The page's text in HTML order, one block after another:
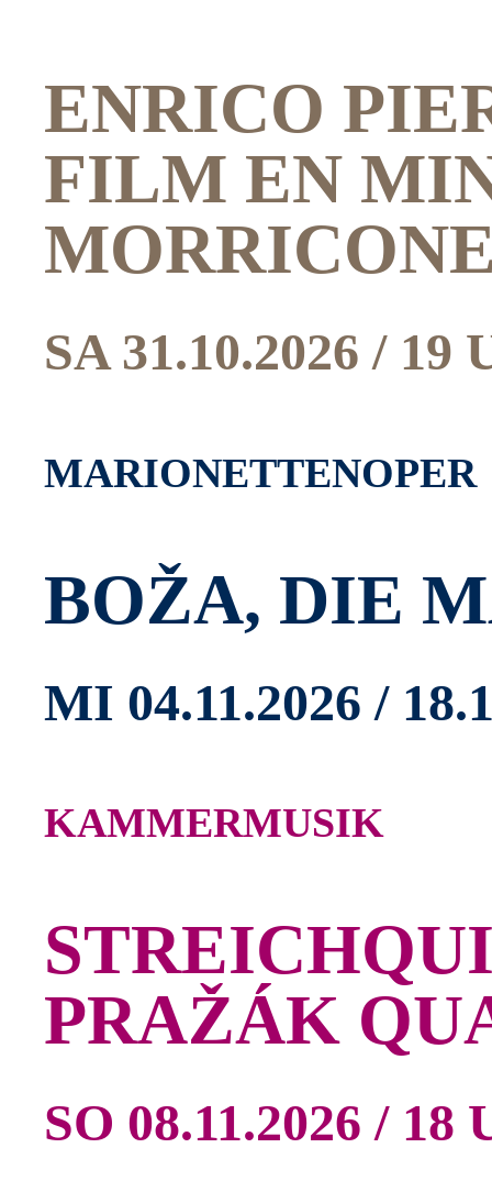
ENRICO
FILM EN
SA 31.10.2026 / 19
MARIONETTENOPER
BOŽA, DIE
MI 04.11.2026 /
KAMMERMUSIK
PRAŽÁK
SO 08.11.2026 / 18